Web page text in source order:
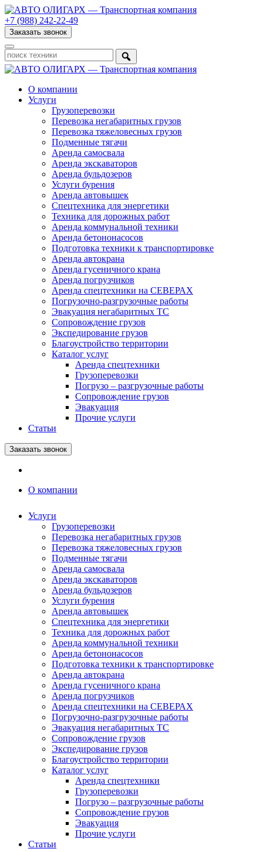
+7 (988) 242-22-49
Заказать звонок
О компании
Услуги
Грузоперевозки
Перевозка негабаритных грузов
Перевозка тяжеловесных грузов
Подменные тягачи
Аренда самосвала
Аренда экскаваторов
Аренда бульдозеров
Услуги бурения
Аренда автовышек
Спецтехника для энергетики
Техника для дорожных работ
Аренда коммунальной техники
Аренда бетононасосов
Подготовка техники к транспортировке
Аренда автокрана
Аренда гусеничного крана
Аренда погрузчиков
Аренда спецтехники на СЕВЕРАХ
Погрузочно-разгрузочные работы
Эвакуация негабаритных ТС
Сопровождение грузов
Экспедирование грузов
Благоустройство территории
Каталог услуг
Аренда спецтехники
Грузоперевозки
Погрузо – разгрузочные работы
Сопровождение грузов
Эвакуация
Прочие услуги
Статьи
Заказать звонок
О компании
Услуги
Грузоперевозки
Перевозка негабаритных грузов
Перевозка тяжеловесных грузов
Подменные тягачи
Аренда самосвала
Аренда экскаваторов
Аренда бульдозеров
Услуги бурения
Аренда автовышек
Спецтехника для энергетики
Техника для дорожных работ
Аренда коммунальной техники
Аренда бетононасосов
Подготовка техники к транспортировке
Аренда автокрана
Аренда гусеничного крана
Аренда погрузчиков
Аренда спецтехники на СЕВЕРАХ
Погрузочно-разгрузочные работы
Эвакуация негабаритных ТС
Сопровождение грузов
Экспедирование грузов
Благоустройство территории
Каталог услуг
Аренда спецтехники
Грузоперевозки
Погрузо – разгрузочные работы
Сопровождение грузов
Эвакуация
Прочие услуги
Статьи